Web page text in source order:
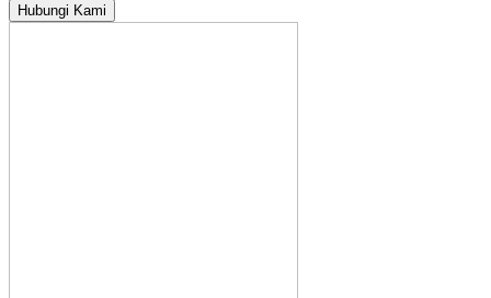
Hubungi Kami